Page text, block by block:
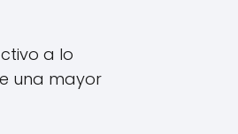
a lo
una mayor